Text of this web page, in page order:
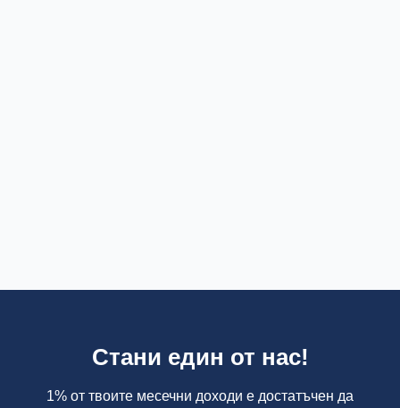
Стани един от нас!
1% от твоите месечни доходи е достатъчен да